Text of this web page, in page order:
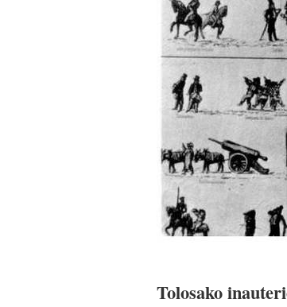
Tolosako